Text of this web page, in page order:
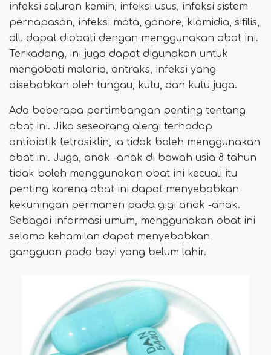
infeksi saluran kemih, infeksi usus, infeksi sistem
pernapasan, infeksi mata, gonore, klamidia, sifilis,
dll. dapat diobati dengan menggunakan obat ini.
Terkadang, ini juga dapat digunakan untuk
mengobati malaria, antraks, infeksi yang
disebabkan oleh tungau, kutu, dan kutu juga.
Ada beberapa pertimbangan penting tentang
obat ini. Jika seseorang alergi terhadap
antibiotik tetrasiklin, ia tidak boleh menggunakan
obat ini. Juga, anak -anak di bawah usia 8 tahun
tidak boleh menggunakan obat ini kecuali itu
penting karena obat ini dapat menyebabkan
kekuningan permanen pada gigi anak -anak.
Sebagai informasi umum, menggunakan obat ini
selama kehamilan dapat menyebabkan
gangguan pada bayi yang belum lahir.